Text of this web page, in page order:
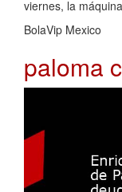
viernes, la
BolaVip Mexico
paloma